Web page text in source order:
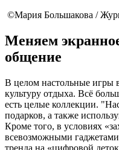
©Мария Большакова /
Меняем
общение
В целом настольные игры
культуру отдыха. Всё
есть целые коллекции.
подарков, а также
Кроме того, в условиях
всевозможными
тренда на «цифровой